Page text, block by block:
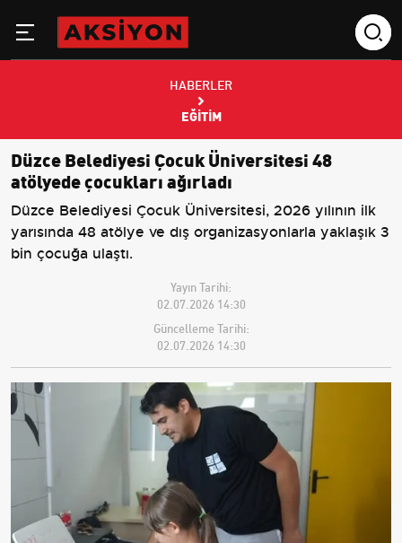
HABERLER
EĞITIM
Düzce Belediyesi Çocuk Üniversitesi 48
atölyede çocukları ağırladı
Düzce Belediyesi Çocuk Üniversitesi, 2026 yılının ilk
yarısında 48 atölye ve dış organizasyonlarla yaklaşık 3
bin çocuğa ulaştı.
Yayın Tarihi:
02.07.2026 14:30
Güncelleme Tarihi:
02.07.2026 14:30